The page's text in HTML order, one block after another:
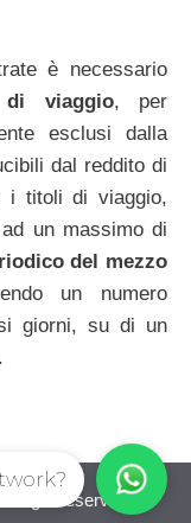
è necessario
viaggio, per
esclusi dalla
dal reddito di
i titoli di viaggio,
un massimo di
del mezzo
un numero
giorni, su di un
right reserverd.